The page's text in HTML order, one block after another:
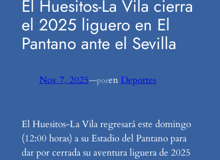
El Huesitos-La Vila cierra
el 2025 liguero en El
Pantano ante el Sevilla
Nov 7, 2025—porenDeportes
El Huesitos-La Vila regresará este domingo
(12:00 horas) a su Estadio del Pantano para
dar por cerrada su aventura liguera de 2025